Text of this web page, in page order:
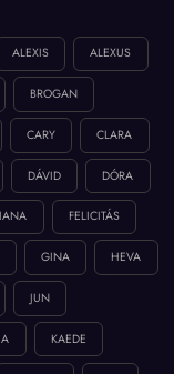
ALEXIS ALEXUS
BROGAN
CARY CLARA
DÁVID DÓRA
FELICITÁS
GINA HEVA
JUN
KAEDE